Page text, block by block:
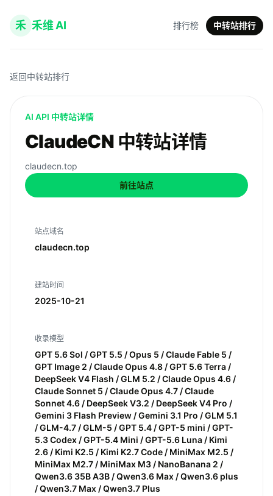
禾 禾维 AI 排行榜 中转站排行
返回中转站排行
AI API 中转站详情
ClaudeCN 中转站详情
claudecn.top
前往站点
站点域名
claudecn.top
建站时间
2025-10-21
收录模型
GPT 5.6 Sol / GPT 5.5 / Opus 5 / Claude Fable 5 /
GPT Image 2 / Claude Opus 4.8 / GPT 5.6 Terra /
DeepSeek V4 Flash / GLM 5.2 / Claude Opus 4.6 /
Claude Sonnet 5 / Claude Opus 4.7 / Claude
Sonnet 4.6 / DeepSeek V3.2 / DeepSeek V4 Pro /
Gemini 3 Flash Preview / Gemini 3.1 Pro / GLM 5.1
/ GLM-4.7 / GLM-5 / GPT 5.4 / GPT-5 mini / GPT-
5.3 Codex / GPT-5.4 Mini / GPT-5.6 Luna / Kimi
2.6 / Kimi K2.5 / Kimi K2.7 Code / MiniMax M2.5 /
MiniMax M2.7 / MiniMax M3 / NanoBanana 2 /
Qwen3.6 35B A3B / Qwen3.6 Max / Qwen3.6 plus
/ Qwen3.7 Max / Qwen3.7 Plus